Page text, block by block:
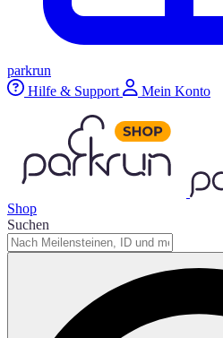
parkrun
Hilfe & Support
Mein Konto
Shop
Suchen